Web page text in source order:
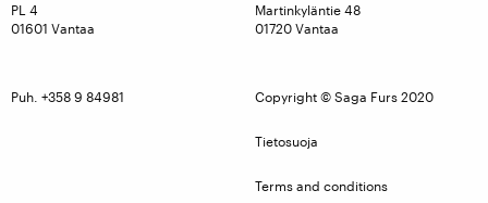
PL 4
01601 Vantaa
Martinkyläntie 48
01720 Vantaa
Puh. +358 9 84981 Copyright © Saga Furs 2020
Tietosuoja
Terms and conditions